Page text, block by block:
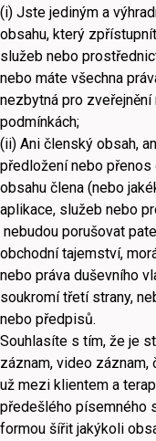
(i) Jste jediným a
obsahu, který
služeb nebo
nebo máte všechna
nezbytná pro
podmínkách;
(ii) Ani členský obsah,
předložení nebo
obsahu člena (nebo
aplikace, služeb nebo
nebudou porušovat
obchodní tajemství,
nebo práva duševního
soukromí třetí strany,
nebo předpisů.
Souhlasíte s tím, že je
záznam, video
už mezi klientem a
předešlého písemného
formou šířit jakýkoli